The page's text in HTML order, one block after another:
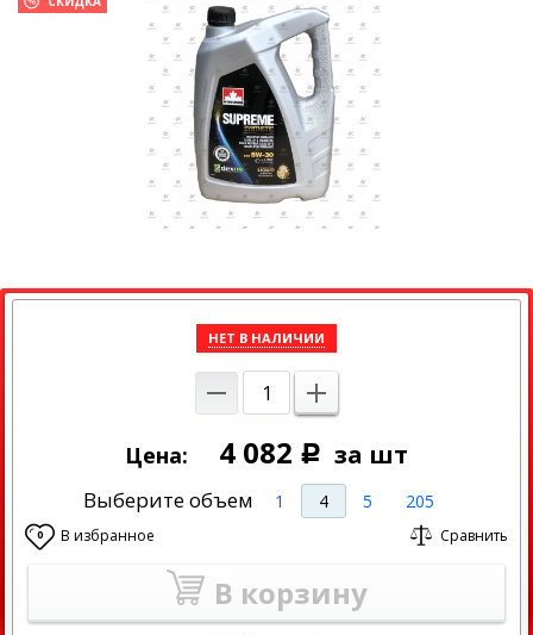
НЕТ В НАЛИЧИИ
Цена: 4 082 Р за шт
Выберите объем 1 4 5 205
0 В избранное Сравнить
В корзину